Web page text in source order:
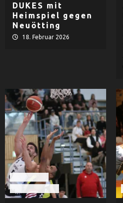
DUKES mit
Heimspiel gegen
Neuötting
18. Februar 2026